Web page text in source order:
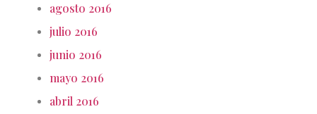
agosto 2016
julio 2016
junio 2016
mayo 2016
abril 2016